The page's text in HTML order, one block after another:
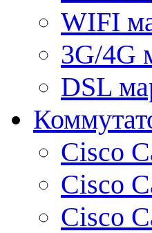
WIFI
3G/4G
DSL
Cisco
Cisco
Cisco